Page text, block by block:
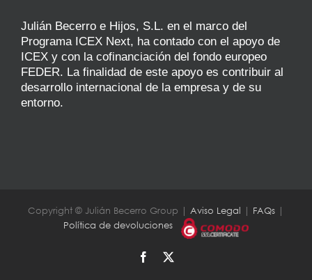
Julián Becerro e Hijos, S.L. en el marco del
Programa ICEX Next, ha contado con el apoyo de
ICEX y con la cofinanciación del fondo europeo
FEDER. La finalidad de este apoyo es contribuir al
desarrollo internacional de la empresa y de su
entorno.
Copyright © Julián Becerro Group | Aviso Legal | FAQs |
Política de devoluciones
Facebook